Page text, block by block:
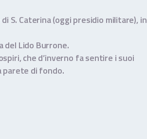
S. Caterina (oggi presidio militare), in
del Lido Burrone.
che d’inverno fa sentire i suoi
parete di fondo.